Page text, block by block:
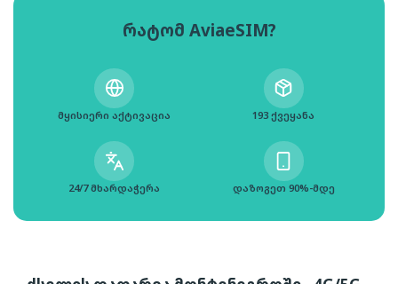
რატომ AviaeSIM?
მყისიერი აქტივაცია 193 ქვეყანა
24/7 მხარდაჭერა დაზოგეთ 90%-მდე